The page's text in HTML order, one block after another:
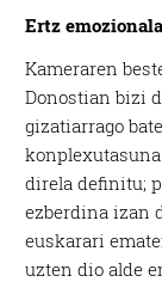
Ertz
Kameraren
Donostian bizi
gizatiarrago
direla definitu;
ezberdina izan
euskarari
uzten dio alde